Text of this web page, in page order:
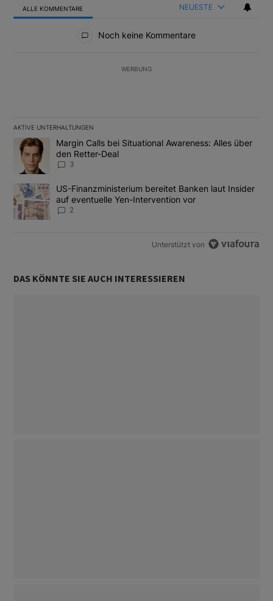
ALLE KOMMENTARE NEUESTE
Noch keine Kommentare
WERBUNG
AKTIVE UNTERHALTUNGEN
Das Folgende ist eine Liste der am meisten kommentierten
Ein Trendartikel mit dem Titel "Margin Calls bei Situational
Margin Calls bei Situational Awareness: Alles über
den Retter-Deal
3
Ein Trendartikel mit dem Titel "US-Finanzministerium bereitet
US-Finanzministerium bereitet Banken laut Insider
auf eventuelle Yen-Intervention vor
2
Unterstützt von
DAS KÖNNTE SIE AUCH INTERESSIEREN